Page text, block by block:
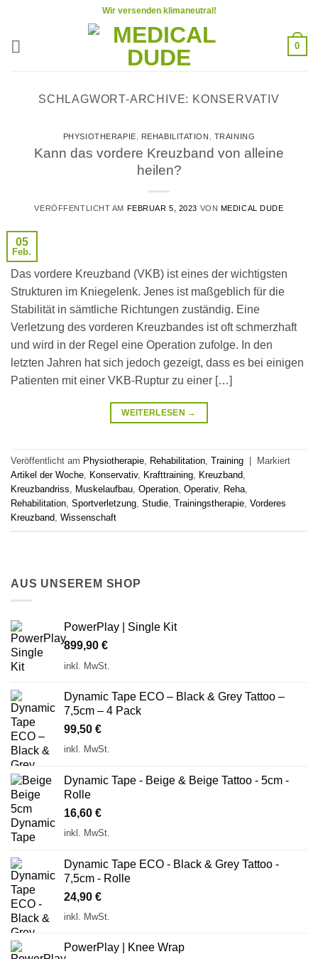
springen
Wir versenden klimaneutral!
0
SCHLAGWORT-ARCHIVE: KONSERVATIV
PHYSIOTHERAPIE REHABILITATION TRAINING
Kann das vordere Kreuzband von alleine
heilen?
VERÖFFENTLICHT AM FEBRUAR 5, 2023 VON MEDICAL DUDE
05
Feb.
Das vordere Kreuzband (VKB) ist eines der wichtigsten
Strukturen im Kniegelenk. Jenes ist maßgeblich für die
Stabilität in sämtliche Richtungen zuständig. Eine
Verletzung des vorderen Kreuzbandes ist oft schmerzhaft
und wird in der Regel eine Operation zufolge. In den
letzten Jahren hat sich jedoch gezeigt, dass es bei einigen
Patienten mit einer VKB-Ruptur zu einer […]
WEITERLESEN →
Veröffentlicht am Physiotherapie Rehabilitation Training
Markiert
Artikel der Woche
Konservativ, Krafttraining Kreuzband
Kreuzbandriss
Muskelaufbau Operation Operativ, Reha
Rehabilitation Sportverletzung Studie Trainingstherapie Vorderes
Kreuzband Wissenschaft
AUS UNSEREM SHOP
PowerPlay | Single Kit
899,90 €
inkl. MwSt.
Dynamic Tape ECO – Black & Grey Tattoo –
7,5cm – 4 Pack
99,50 €
inkl. MwSt.
Dynamic Tape - Beige & Beige Tattoo - 5cm -
Rolle
16,60 €
inkl. MwSt.
Dynamic Tape ECO - Black & Grey Tattoo -
7,5cm - Rolle
24,90 €
inkl. MwSt.
PowerPlay | Knee Wrap